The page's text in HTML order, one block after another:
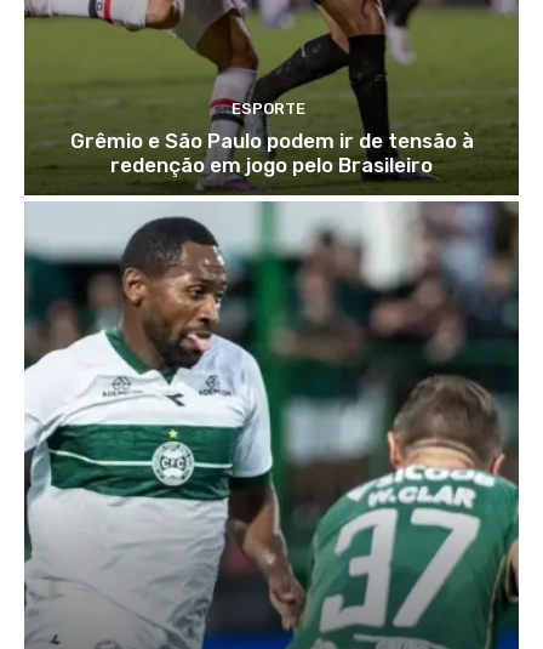
ESPORTE
Grêmio e São Paulo podem ir de tensão à
redenção em jogo pelo Brasileiro